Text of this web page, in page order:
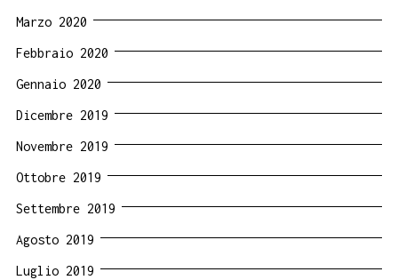
Marzo 2020
Febbraio 2020
Gennaio 2020
Dicembre 2019
Novembre 2019
Ottobre 2019
Settembre 2019
Agosto 2019
Luglio 2019